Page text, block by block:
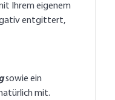
Ihrem eigenem
entgittert,
sowie ein
mit.